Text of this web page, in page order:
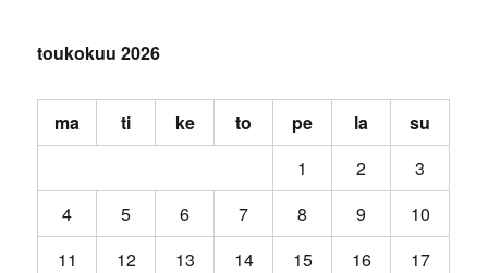
toukokuu 2026
ma ti ke to pe la
su
1
2
3
4
5 6 7 8 9
10
11
12 13 14 15 16
17